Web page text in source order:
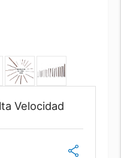
Velocidad